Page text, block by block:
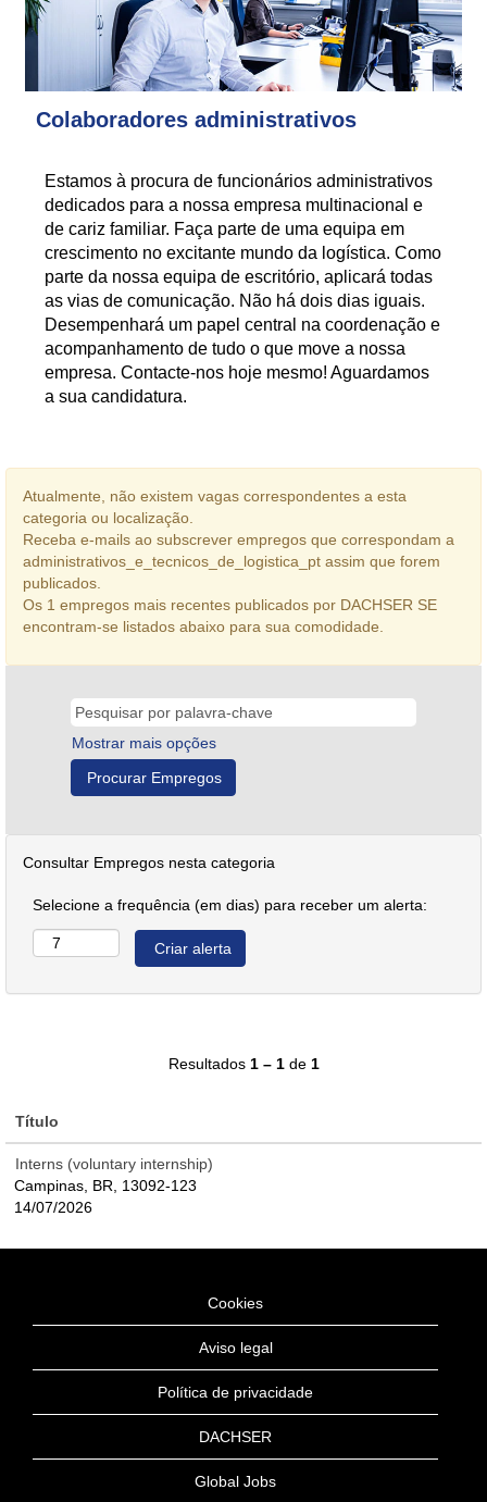
Colaboradores administrativos
Estamos à procura de funcionários administrativos
dedicados para a nossa empresa multinacional e
de cariz familiar. Faça parte de uma equipa em
crescimento no excitante mundo da logística. Como
parte da nossa equipa de escritório, aplicará todas
as vias de comunicação. Não há dois dias iguais.
Desempenhará um papel central na coordenação e
acompanhamento de tudo o que move a nossa
empresa. Contacte-nos hoje mesmo! Aguardamos
a sua candidatura.
Atualmente, não existem vagas correspondentes a esta
categoria ou localização.
Receba e-mails ao subscrever empregos que correspondam a
administrativos_e_tecnicos_de_logistica_pt assim que forem
publicados.
Os 1 empregos mais recentes publicados por DACHSER SE
encontram-se listados abaixo para sua comodidade.
Mostrar mais opções
Consultar Empregos nesta categoria
Selecione a frequência (em dias) para receber um alerta:
Resultados 1 – 1de 1
Título
Interns (voluntary internship)
Campinas, BR, 13092-123
14/07/2026
Cookies
Aviso legal
Política de privacidade
DACHSER
Global Jobs